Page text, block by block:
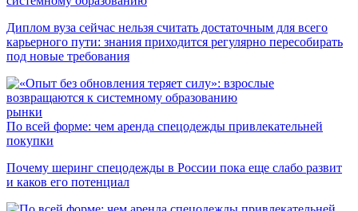
Диплом вуза сейчас нельзя считать достаточным для всего
карьерного пути: знания приходится регулярно пересобирать
под новые требования
рынки
По всей форме: чем аренда спецодежды привлекательней
покупки
Почему шеринг спецодежды в России пока еще слабо развит
и каков его потенциал